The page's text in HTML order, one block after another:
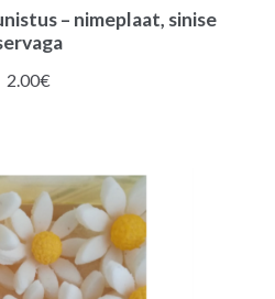
– nimeplaat, sinise
2.00€